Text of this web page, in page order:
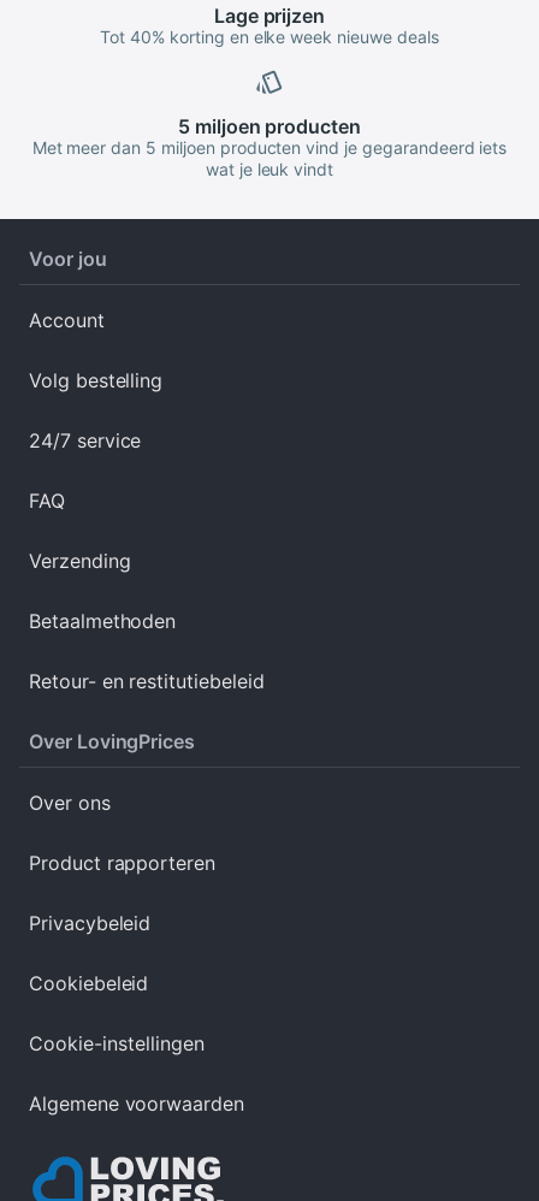
Lageprijzen
Tot 40% korting en elke week nieuwe deals
5 miljoen producten
Met meer dan 5 miljoen producten vind je gegarandeerd iets
wat je leuk vindt
Voor jou
Account
Volg bestelling
24/7 service
FAQ
Verzending
Betaalmethoden
Retour- en restitutiebeleid
Over LovingPrices
Over ons
Product rapporteren
Privacybeleid
Cookiebeleid
Cookie-instellingen
Algemene voorwaarden